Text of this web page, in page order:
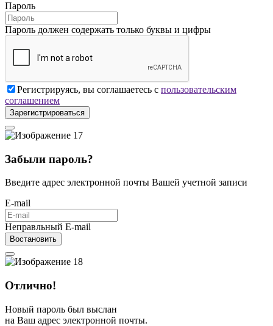
Пароль
Пароль должен содержать только буквы и цифры
Регистрируясь, вы соглашаетесь с пользовательским
соглашением
Зарегистрироваться
Забыли пароль?
Введите адрес электронной почты Вашей учетной записи
E-mail
Неправльный E-mail
Востановить
Отлично!
Новый пароль был выслан
на Ваш адрес электронной почты.